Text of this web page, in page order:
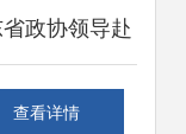
省政协领导赴
国际珠宝交易
查看详情